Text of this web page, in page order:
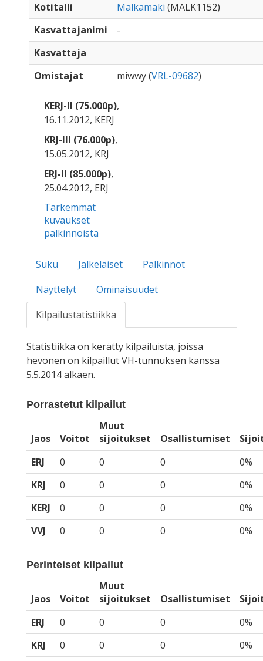
Kotitalli
Malkamäki (MALK1152)
Kasvattajanimi
-
Kasvattaja
Omistajat
miwwy (VRL-09682)
KERJ-II (75.000p),
16.11.2012, KERJ
KRJ-III (76.000p),
15.05.2012, KRJ
ERJ-II (85.000p),
25.04.2012, ERJ
Tarkemmat
kuvaukset
palkinnoista
Suku Jälkeläiset
Palkinnot
Näyttelyt
Ominaisuudet
Kilpailustatistiikka
Statistiikka on kerätty kilpailuista, joissa
hevonen on kilpaillut VH-tunnuksen kanssa
5.5.2014 alkaen.
Porrastetut kilpailut
Jaos Voitot
Muut
sijoitukset
Osallistumiset
ERJ
0 0 0
0%
KRJ
0 0 0
0%
KERJ
0 0 0
0%
VVJ
0 0 0 0%
Perinteiset kilpailut
Jaos Voitot
Muut
sijoitukset
Osallistumiset
ERJ
0 0 0
0%
KRJ
0 0 0
0%